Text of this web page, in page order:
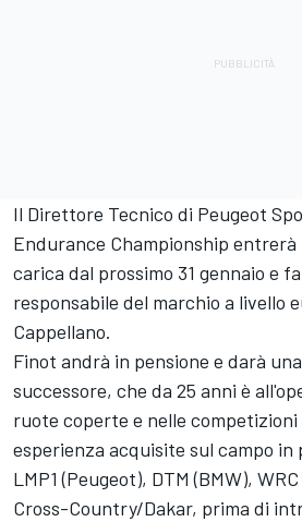
Il Direttore Tecnico di Peugeot
Endurance Championship
carica dal prossimo 31 gennaio e
responsabile del marchio a livello
Cappellano.
Finot andrà in pensione e darà
successore, che da 25 anni è
ruote coperte e nelle
esperienza acquisite sul campo
LMP1 (Peugeot), DTM (BMW),
Cross-Country/Dakar, prima di